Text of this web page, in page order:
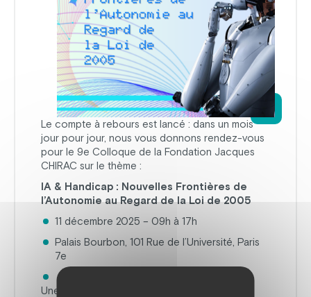
Le compte à rebours est lancé : dans un mois
jour pour jour, nous vous donnons rendez-vous
pour le 9e Colloque de la Fondation Jacques
CHIRAC sur le thème :
IA & Handicap : Nouvelles Frontières de
l’Autonomie au Regard de la Loi de 2005
11 décembre 2025 – 09h à 17h
Palais Bourbon, 101 Rue de l’Université, Paris
7e
Une journée de tables rondes, rencontres et